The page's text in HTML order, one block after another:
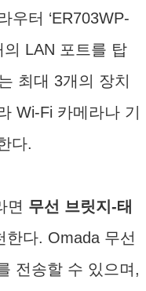
우터 ‘ER703WP-
의 LAN 포트를 탑
최대 3개의 장치
Wi-Fi 카메라나 기
다.
면 무선 브릿지-태
한다. Omada 무선
전송할 수 있으며,